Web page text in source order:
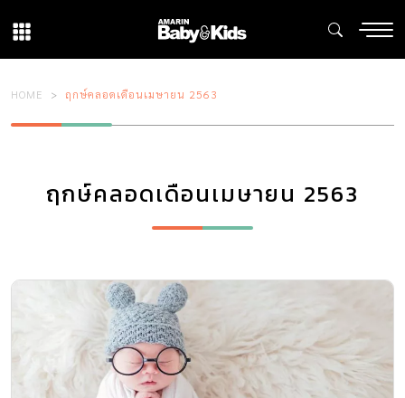
HOME ฤกษ์คลอดเดือนเมษายน 2563
ฤกษ์คลอดเดือนเมษายน 2563